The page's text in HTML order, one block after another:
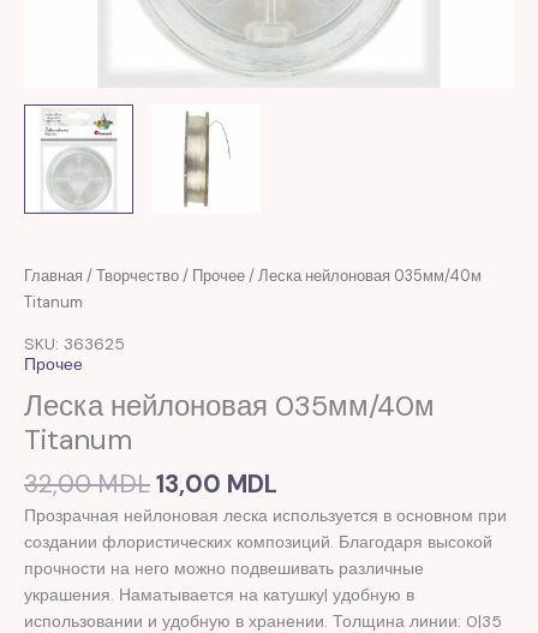
Главная /Творчество/ Прочее/ Леска нейлоновая 035мм/40м
Titanum
SKU: 363625
Прочее
Леска нейлоновая 035мм/40м
Titanum
32,00MDL
Первоначальная
13,00 MDL
Текущая
Прозрачная нейлоновая леска используется в основном при
создании флористических композиций. Благодаря высокой
прочности на него можно подвешивать различные
украшения. Наматывается на катушку| удобную в
использовании и удобную в хранении. Толщина линии: 0|35
Количество
товара
нейлоновая
035мм/40м
Titanum